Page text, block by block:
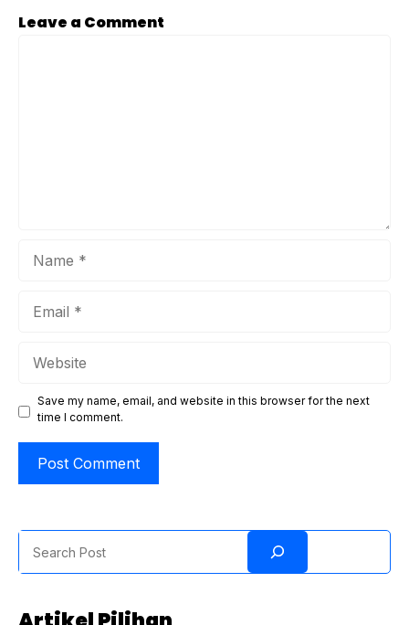
kata kunci, serta memantau kompetitor untuk menemukan
Leave a Comment
Save my name, email, and website in this browser for the next
time I comment.